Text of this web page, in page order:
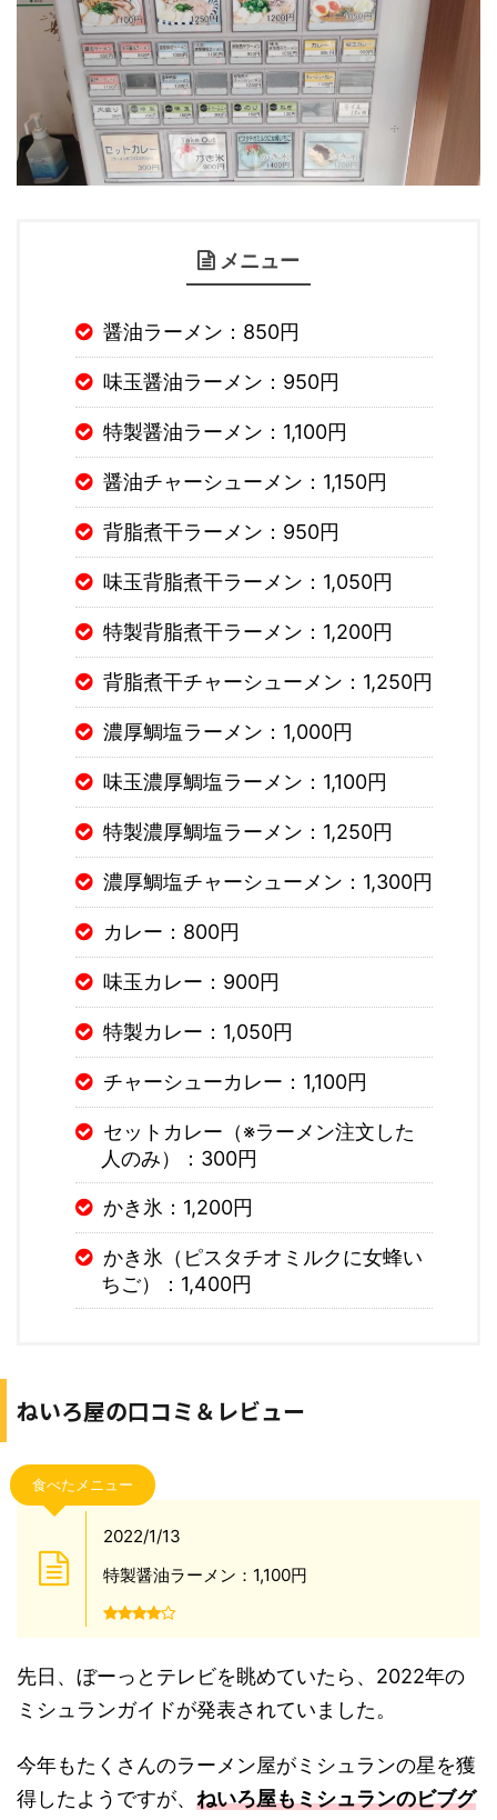
メニュー
醤油ラーメン：850円
味玉醤油ラーメン：950円
特製醤油ラーメン：1,100円
醤油チャーシューメン：1,150円
背脂煮干ラーメン：950円
味玉背脂煮干ラーメン：1,050円
特製背脂煮干ラーメン：1,200円
背脂煮干チャーシューメン：1,250円
濃厚鯛塩ラーメン：1,000円
味玉濃厚鯛塩ラーメン：1,100円
特製濃厚鯛塩ラーメン：1,250円
濃厚鯛塩チャーシューメン：1,300円
カレー：800円
味玉カレー：900円
特製カレー：1,050円
チャーシューカレー：1,100円
セットカレー（※ラーメン注文した
人のみ）：300円
かき氷：1,200円
かき氷（ピスタチオミルクに女蜂い
ちご）：1,400円
ねいろ屋の口コミ＆レビュー
食べたメニュー
2022/1/13
特製醤油ラーメン：1,100円
先日、ぼーっとテレビを眺めていたら、2022年の
ミシュランガイドが発表されていました。
今年もたくさんのラーメン屋がミシュランの星を獲
得したようですが、 ねいろ屋もミシュランのビブグ